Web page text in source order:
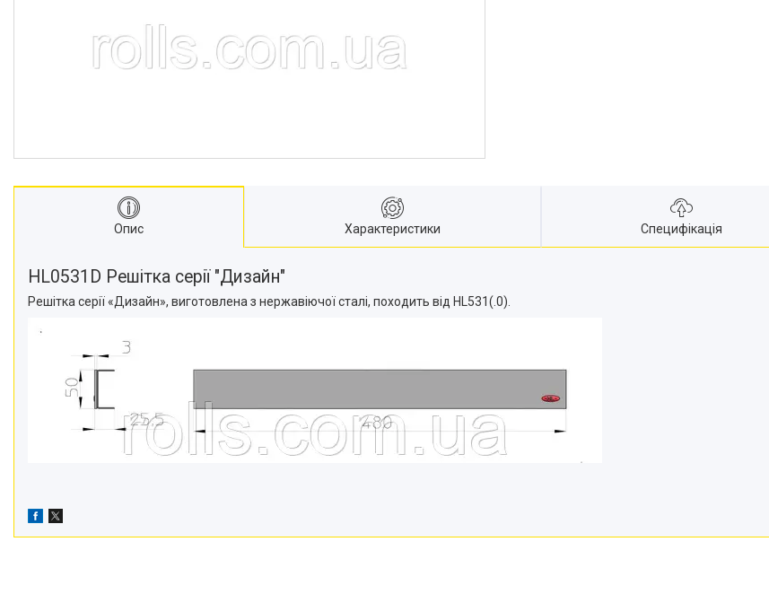
Опис Характеристики Специфікація
HL0531D Решітка серії "Дизайн"
Решітка серії «Дизайн», виготовлена з нержавіючої сталі, походить від HL531(.0).